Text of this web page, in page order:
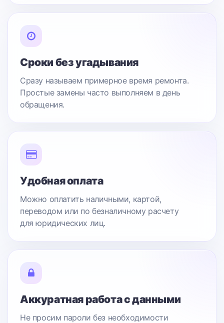
Сроки без угадывания
Сразу называем примерное время ремонта.
Простые замены часто выполняем в день
обращения.
Удобная оплата
Можно оплатить наличными, картой,
переводом или по безналичному расчету
для юридических лиц.
Аккуратная работа с данными
Не просим пароли без необходимости